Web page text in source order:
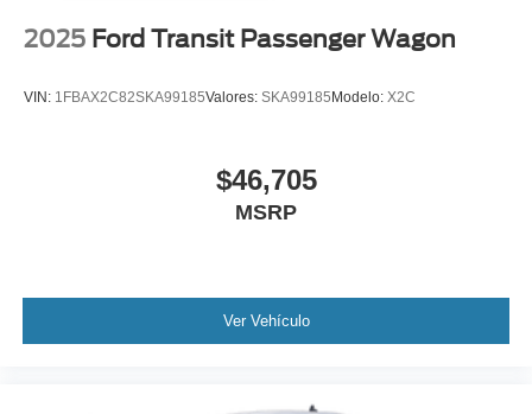
2025 Ford Transit Passenger Wagon
VIN: 1FBAX2C82SKA99185Valores: SKA99185 Modelo: X2C
$46,705
MSRP
Ver Vehículo